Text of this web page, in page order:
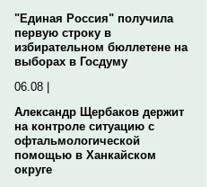
"Единая Россия" получила
первую строку в
избирательном бюллетене на
выборах в Госдуму
06.08 |
Александр Щербаков держит
на контроле ситуацию с
офтальмологической
помощью в Ханкайском
округе